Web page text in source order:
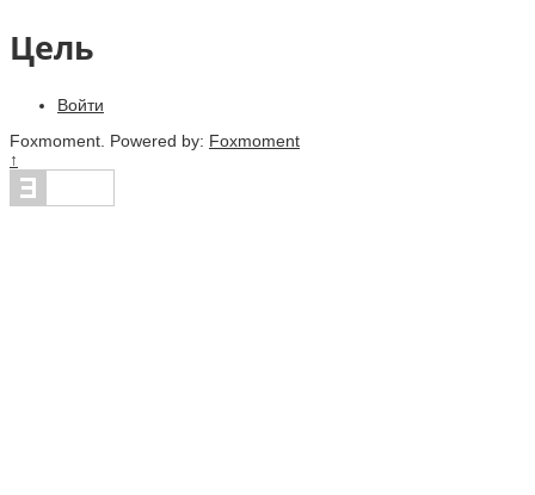
Цель
Войти
Foxmoment. Powered by: Foxmoment
↑